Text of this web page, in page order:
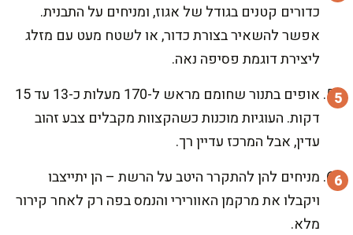
כדורים קטנים בגודל של אגוז, ומניחים על התבנית.
אפשר להשאיר בצורת כדור, או לשטח מעט עם מזלג
ליצירת דוגמת פסיפה נאה.
אופים בתנור שחומם מראש ל-170 מעלות כ-13 עד 15
דקות. העוגיות מוכנות כשהקצוות מקבלים צבע זהוב
עדין, אבל המרכז עדיין רך.
מניחים להן להתקרר היטב על הרשת – הן יתייצבו
ויקבלו את מרקמן האוורירי והנמס בפה רק לאחר קירור
מלא.